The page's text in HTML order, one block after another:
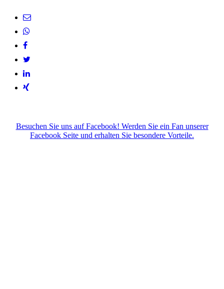
Besuchen Sie uns auf Facebook! Werden Sie ein Fan unserer
Facebook Seite und erhalten Sie besondere Vorteile.